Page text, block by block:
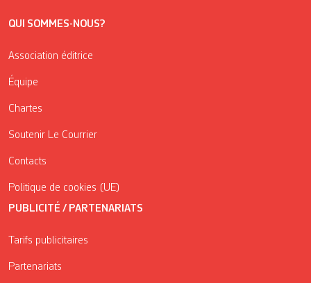
QUI SOMMES-NOUS?
Association éditrice
Équipe
Chartes
Soutenir Le Courrier
Contacts
Politique de cookies (UE)
PUBLICITÉ / PARTENARIATS
Tarifs publicitaires
Partenariats